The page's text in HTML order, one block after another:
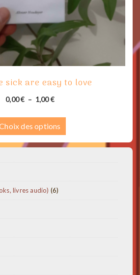
page
du
produit
sick are easy to love
0,00€ – 1,00€Plage
prix :
0,00 €
à
des options
Ce
a
livres audio) 66